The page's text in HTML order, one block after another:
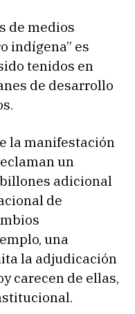
de medios
indígena” es
tenidos en
de desarrollo
la manifestación
un
adicional
de
una
la adjudicación
carecen de ellas,